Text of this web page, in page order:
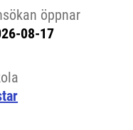
öppnar
08-17